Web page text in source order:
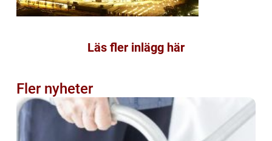
Läs fler inlägg här
Fler nyheter